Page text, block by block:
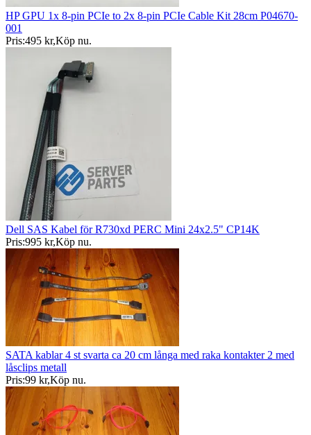
HP GPU 1x 8-pin PCIe to 2x 8-pin PCIe Cable Kit 28cm P04670-
001
Pris:495 kr,Köp nu.
Dell SAS Kabel för R730xd PERC Mini 24x2.5" CP14K
Pris:995 kr,Köp nu.
SATA kablar 4 st svarta ca 20 cm långa med raka kontakter 2 med
låsclips metall
Pris:99 kr,Köp nu.